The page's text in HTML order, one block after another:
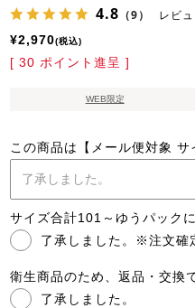
4.8 （9） レビ
¥2,970 税込
[ 30 ポイント進呈 ]
WEB限定
この商品は【メール便対象
サイズ合計101～ゆうパック
了承しました。※注文確
衛生商品のため、返品・交換
了承しました。